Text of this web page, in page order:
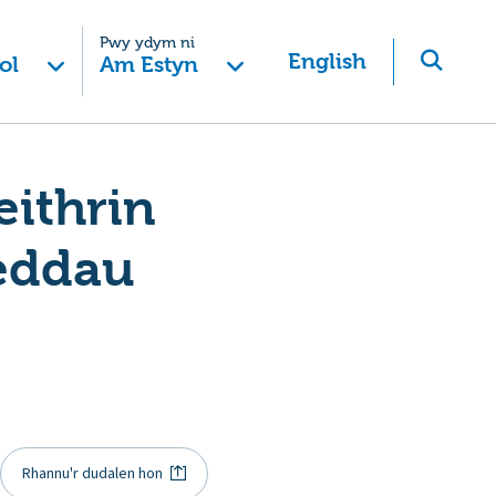
Pwy ydym ni
Am Estyn English
Rhannu'r dudalen hon